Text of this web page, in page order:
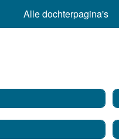
Alle dochterpagina's